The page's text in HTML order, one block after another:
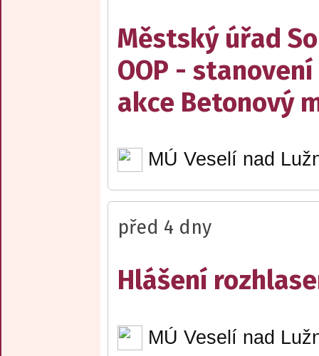
Městský úřad
OOP -
akce Betonový
MÚ Veselí nad
před 4 dny
Hlášení
MÚ Veselí nad